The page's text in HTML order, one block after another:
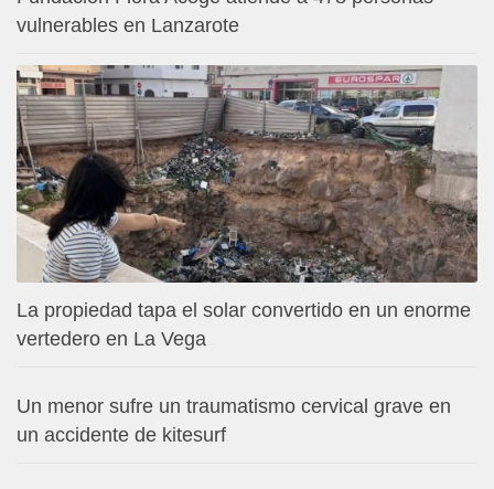
vulnerables en Lanzarote
La propiedad tapa el solar convertido en un enorme
vertedero en La Vega
Un menor sufre un traumatismo cervical grave en
un accidente de kitesurf